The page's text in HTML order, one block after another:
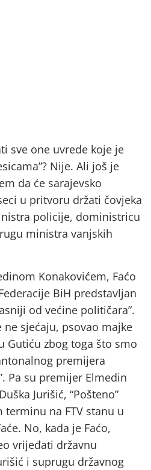
sve one uvrede koje je
Nije. Ali još je
da će sarajevsko
u pritvoru držati čovjeka
policije, doministricu
ministra vanjskih
Konakovićem, Faćo
BiH predstavljan
od većine političara”.
ne sjećaju, psovao majke
Gutiću zbog toga što smo
premijera
Pa su premijer Elmedin
Jurišić, “Pošteno”
na FTV stanu u
No, kada je Faćo,
vrijeđati državnu
i suprugu državnog